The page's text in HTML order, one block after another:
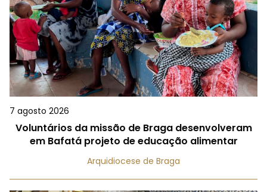
7 agosto 2026
Voluntários da missão de Braga desenvolveram
em Bafatá projeto de educação alimentar
Arquidiocese de Braga